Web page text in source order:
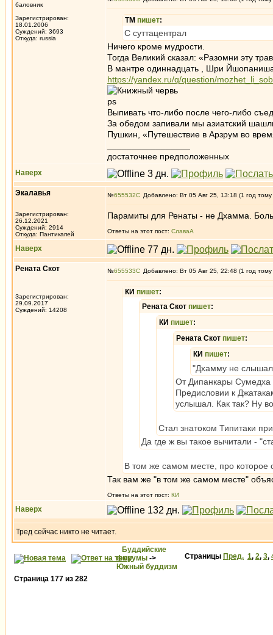
баловник
Зарегистрирован:
18.01.2006
Суждений: 3693
Откуда: russia
ТМ пишет:
С суттацентрал
Ничего кроме мудрости.
Тогда Великий сказал: «Разомни эту
В мантре одиннадцать , Шри
https://yandex.ru/q/question/
ps
Выпивать что-либо после чего-либо
За обедом запивали мы азиатский
Пушкин, «Путешествие в Арзрум во
достаточнее предположенных
Наверх
Экалавья
Зарегистрирован:
26.12.2021
Суждений: 2914
Откуда: Пантикапей
№655532 Добавлено: Вт 05 Авг 25, 13:18 (1 год тому
Парамиты для Ренаты - не Дхамма.
Ответы на этот пост: СлаваА
Наверх
Рената Скот
Зарегистрирован:
29.09.2017
Суждений: 14208
№655533 Добавлено: Вт 05 Авг 25, 22:48 (1 год тому
КИ пишет:
Рената Скот пишет:
КИ пишет:
Рената Скот пишет:
КИ пишет:
"Дхамму не
От Дипанкары Сумедха
Предисловии к
услышал. Как так? Ну
Стал знатоком Типитаки
Да где ж вы такое вычитали -
В том же самом месте, про
Так вам же "в том же самом месте"
Ответы на этот пост: КИ
Наверх
Тред сейчас никто не читает.
Буддийские
форумы ->
Южный буддизм
Страницы Пред. 1, 2, 3,
Страница 177 из 282